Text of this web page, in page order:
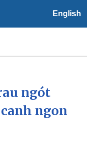
English
thời tiết
ngót
ngon